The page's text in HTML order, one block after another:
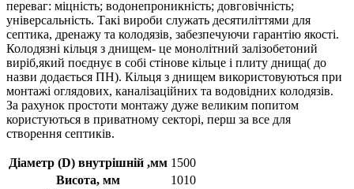
переваг: міцність; водонепроникність; довговічність;
універсальність. Такі вироби служать десятиліттями для
септика, дренажу та колодязів, забезпечуючи гарантію якості.
Колодязні кільця з днищем- це монолітний залізобетоний
виріб,який поєднує в собі стінове кільце і плиту днища( до
назви додається ПН). Кільця з днищем використовуються при
монтажі оглядових, каналізаційних та водовідних колодязів.
За рахунок простоти монтажу дуже великим попитом
користуються в приватному секторі, перш за все для
створення септиків.
Діаметр (D) внутрішній ,мм 1500
Висота, мм
1010